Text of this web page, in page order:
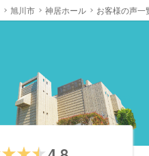
旭川市 神居ホール お客様の声一